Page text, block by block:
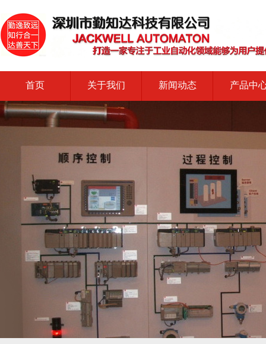
首页 关于我们 新闻动态 产品中